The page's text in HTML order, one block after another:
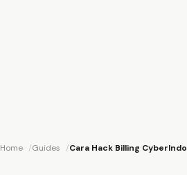
Home Guides Cara Hack Billing CyberIndo